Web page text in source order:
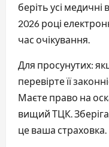
беріть усі
2026 році
час очікування.
Для просунутих:
перевірте її
Маєте право на
вищий ТЦК.
це ваша страховка.